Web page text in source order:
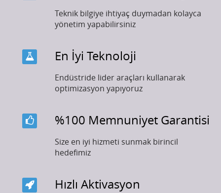
Teknik bilgiye ihtiyaç duymadan kolayca
yönetim yapabilirsiniz
En İyi Teknoloji
Endüstride lider araçları kullanarak
optimizasyon yapıyoruz
%100 Memnuniyet Garantisi
Size en iyi hizmeti sunmak birincil
hedefimiz
Hızlı Aktivasyon